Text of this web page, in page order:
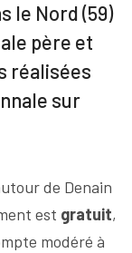
le Nord (59)
père et
réalisées
sur
de Denain
est gratuit,
modéré à